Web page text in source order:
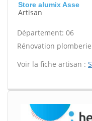
Store alumix Asse
Artisan
Département: 06
Rénovation
Voir la fiche artisan :